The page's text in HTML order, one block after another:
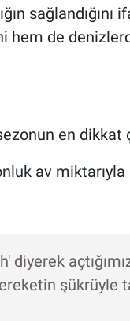
sağlandığını
hem de
en dikkat
av
diyerek
şükrüyle